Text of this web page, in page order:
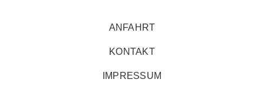
ANFAHRT
KONTAKT
IMPRESSUM